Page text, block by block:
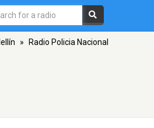
» Radio Policia Nacional